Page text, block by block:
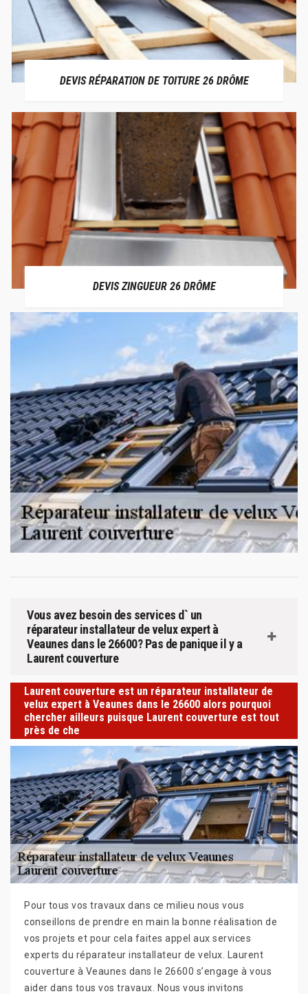
DEVIS RÉPARATION DE TOITURE 26 DRÔME
DEVIS ZINGUEUR 26 DRÔME
Vous avez besoin des services d` un
réparateur installateur de velux expert à
Veaunes dans le 26600? Pas de panique il y a
Laurent couverture
Laurent couverture est un réparateur installateur de
velux expert à Veaunes dans le 26600 alors pourquoi
chercher ailleurs puisque Laurent couverture est tout
près de che
Pour tous vos travaux dans ce milieu nous vous
conseillons de prendre en main la bonne réalisation de
vos projets et pour cela faites appel aux services
experts du réparateur installateur de velux. Laurent
couverture à Veaunes dans le 26600 s’engage à vous
aider dans tous vos travaux. Nous vous invitons